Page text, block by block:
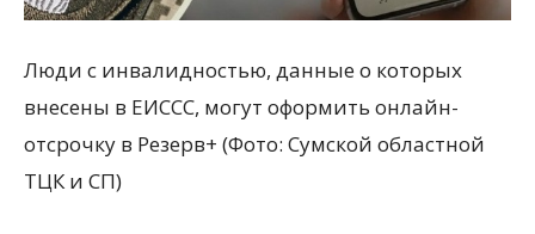
Люди с инвалидностью, данные о которых
внесены в ЕИССС, могут оформить онлайн-
отсрочку в Резерв+ (Фото: Сумской областной
ТЦК и СП)